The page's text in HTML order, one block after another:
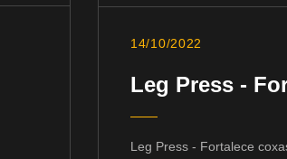
14/10/2022
Leg Press -
Leg Press - Fortalece